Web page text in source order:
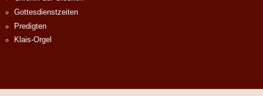
Gottesdienstzeiten
Predigten
Klais-Orgel